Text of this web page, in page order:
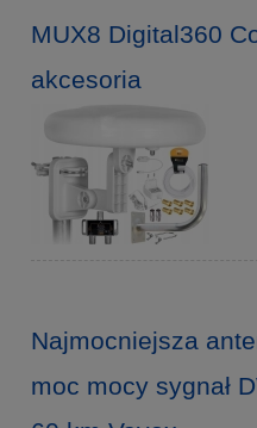
MUX8 Digital360
akcesoria
Najmocniejsza
moc mocy sygnał